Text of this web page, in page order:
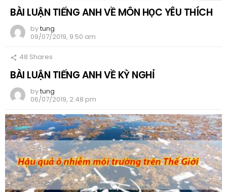
BÀI LUẬN TIẾNG ANH VỀ MÔN HỌC YÊU THÍCH
bytung
09/07/2019, 9:50 am
48 Shares
BÀI LUẬN TIẾNG ANH VỀ KỲ NGHỈ
bytung
06/07/2019, 2:48 pm